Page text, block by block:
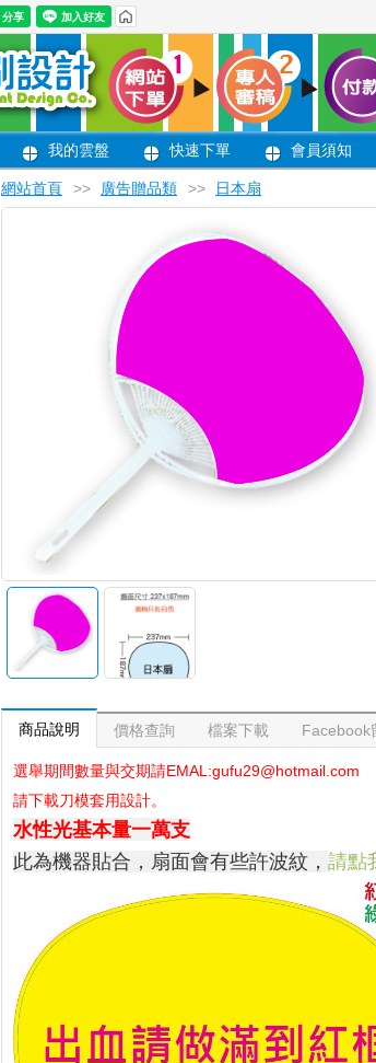
我的雲盤 快速下單 會員須知
網站首頁 >> 廣告贈品類 >> 日本扇
商品說明 價格查詢 檔案下載 Facebook
選舉期間數量與交期請EMAL:gufu29@hotmail.com
請下載刀模套用設計。
水性光基本量一萬支
此為機器貼合，扇面會有些許波紋， 請點